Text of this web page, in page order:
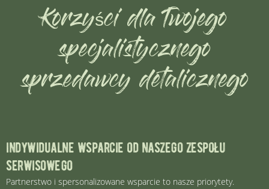
Korzyści dla Twojego
specjalistycznego
sprzedawcy detalicznego
indywidualne wsparcie od naszego zespołu
serwisowego
Partnerstwo i spersonalizowane wsparcie to nasze priorytety.